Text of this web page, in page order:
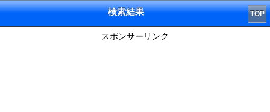
検索結果 TOP
スポンサーリンク